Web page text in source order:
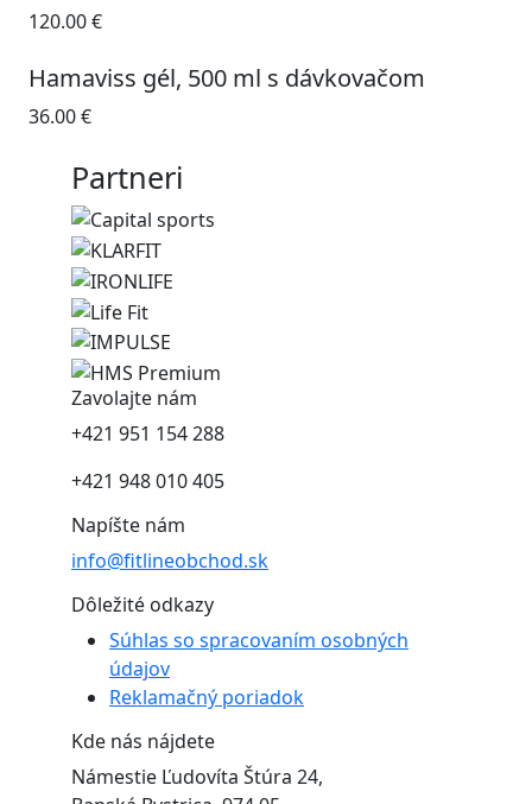
120.00€
Hamaviss gél, 500 ml s dávkovačom
36.00€
Partneri
Zavolajte nám
+421 951 154 288
+421 948 010 405
Napíšte nám
info@fitlineobchod.sk
Dôležité odkazy
Súhlas so spracovaním osobných
údajov
Reklamačný poriadok
Kde nás nájdete
Námestie Ľudovíta Štúra 24,